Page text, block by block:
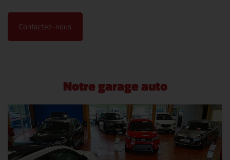
Contactez-nous
Notre garage auto